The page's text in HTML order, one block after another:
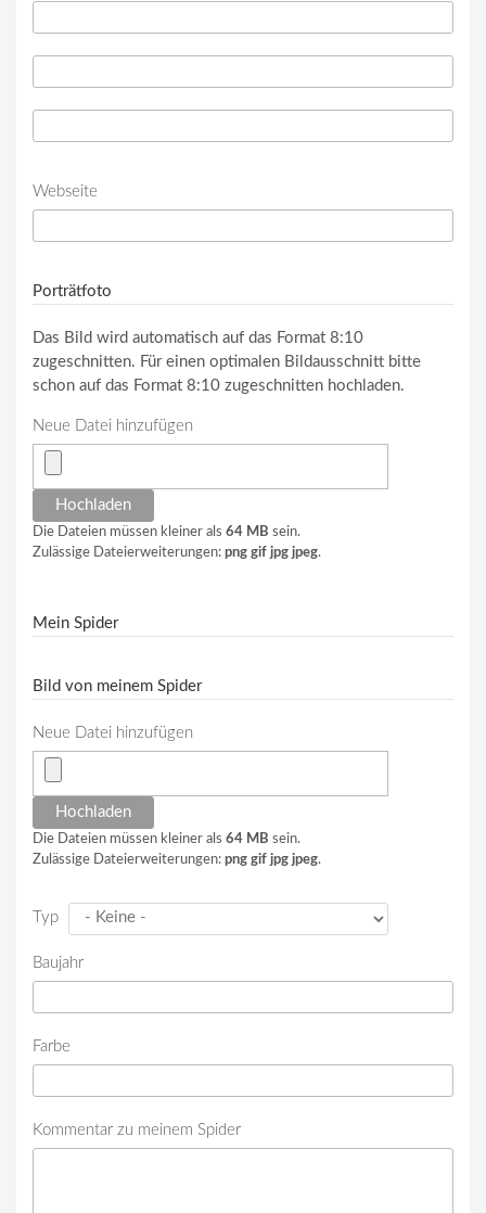
Webseite
Porträtfoto
Das Bild wird automatisch auf das Format 8:10
zugeschnitten. Für einen optimalen Bildausschnitt bitte
schon auf das Format 8:10 zugeschnitten hochladen.
Neue Datei hinzufügen
Die Dateien müssen kleiner als 64 MB sein.
Zulässige Dateierweiterungen: png gif jpg jpeg.
Mein Spider
Bild von meinem Spider
Neue Datei hinzufügen
Die Dateien müssen kleiner als 64 MB sein.
Zulässige Dateierweiterungen: png gif jpg jpeg.
Typ
Baujahr
Farbe
Kommentar zu meinem Spider